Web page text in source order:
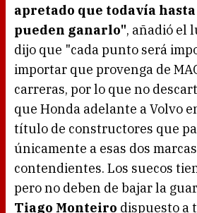
apretado que todavía
pueden ganarlo", añadió el
dijo que "cada punto será
importar que provenga de
carreras, por lo que no
que Honda adelante a Volvo
título de constructores que
únicamente a esas dos
contendientes. Los suecos
pero no deben de bajar la
Tiago Monteiro dispuesto a